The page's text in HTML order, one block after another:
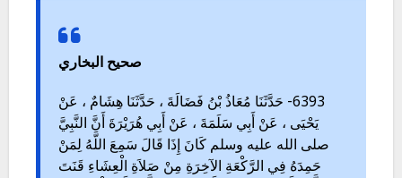
صحيح البخاري
6393- حَدَّثَنَا مُعَاذُ بْنُ فَضَالَةَ ، حَدَّثَنَا هِشَامٌ ، عَنْ
يَحْيَى ، عَنْ أَبِي سَلَمَةَ ، عَنْ أَبِي هُرَيْرَةَ أَنَّ النَّبِيَّ
صلى الله عليه وسلم كَانَ إِذَا قَالَ سَمِعَ اللَّهُ لِمَنْ
حَمِدَهُ فِي الرَّكْعَةِ الآخِرَةِ مِنْ صَلاَةِ الْعِشَاءِ قَنَتَ